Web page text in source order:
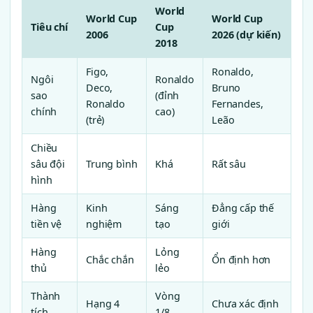
Tiêu chí
World Cup
2006
World
Cup
2018
World Cup
2026 (dự kiến)
Ngôi
sao
chính
Figo,
Deco,
Ronaldo
(trẻ)
Ronaldo
(đỉnh
cao)
Ronaldo,
Bruno
Fernandes,
Leão
Chiều
sâu đội
hình
Trung bình Khá Rất sâu
Hàng
tiền vệ
Kinh
nghiệm
Sáng
tạo
Đẳng cấp thế
giới
Hàng
thủ
Chắc chắn
Lỏng
lẻo
Ổn định hơn
Thành
Hạng 4
Vòng
Chưa xác định